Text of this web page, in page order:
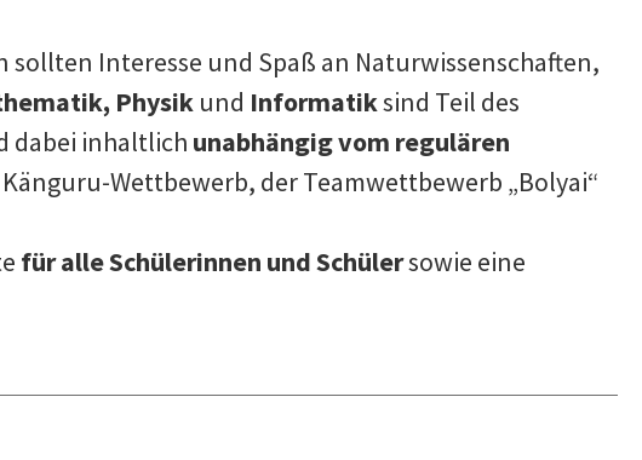
Interesse und Spaß an Naturwissenschaften,
Physik und Informatiksind Teil des
dabei inhaltlich unabhängig vom regulären
Wettbewerb, der Teamwettbewerb „Bolyai“
für alle Schülerinnen und Schülersowie eine